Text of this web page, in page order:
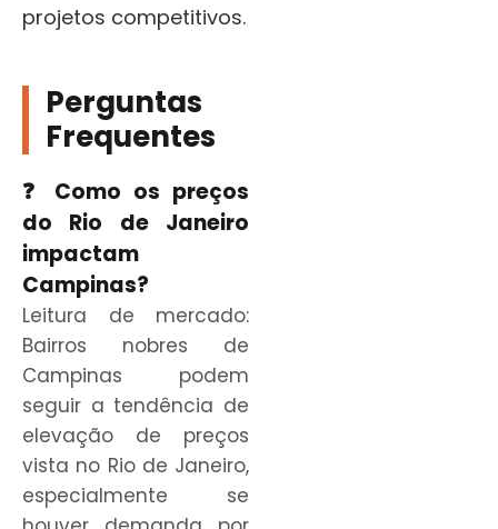
projetos competitivos.
Perguntas
Frequentes
❓ Como os preços
do Rio de Janeiro
impactam
Campinas?
Leitura de mercado:
Bairros nobres de
Campinas podem
seguir a tendência de
elevação de preços
vista no Rio de Janeiro,
especialmente se